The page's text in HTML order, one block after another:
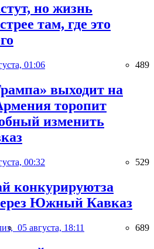
но жизнь
там, где это
01:06 489
выходит на
торопит
изменить
00:32 529
конкурируютза
Южный Кавказ
05 августа, 18:11 689